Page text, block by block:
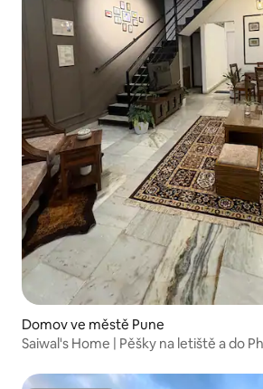
Domov ve městě Pune
Saiwal's Home | Pěšky na letiště a do